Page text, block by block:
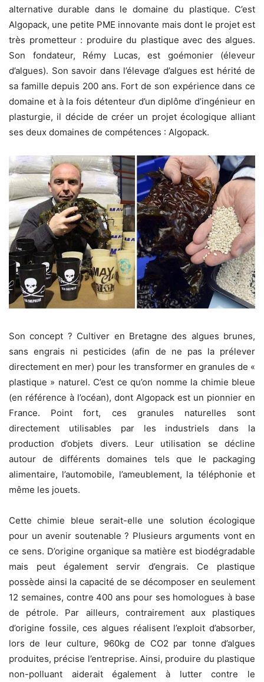
alternative durable dans le domaine du plastique. C’est
Algopack, une petite PME innovante mais dont le projet est
très prometteur : produire du plastique avec des algues.
Son fondateur, Rémy Lucas, est goémonier (éleveur
d’algues). Son savoir dans l’élevage d’algues est hérité de
sa famille depuis 200 ans. Fort de son expérience dans ce
domaine et à la fois détenteur d’un diplôme d’ingénieur en
plasturgie, il décide de créer un projet écologique alliant
ses deux domaines de compétences : Algopack.
Son concept ? Cultiver en Bretagne des algues brunes,
sans engrais ni pesticides (afin de ne pas la prélever
directement en mer) pour les transformer en granules de «
plastique » naturel. C’est ce qu’on nomme la chimie bleue
(en référence à l’océan), dont Algopack est un pionnier en
France. Point fort, ces granules naturelles sont
directement utilisables par les industriels dans la
production d’objets divers. Leur utilisation se décline
autour de différents domaines tels que le packaging
alimentaire, l’automobile, l’ameublement, la téléphonie et
même les jouets.
Cette chimie bleue serait-elle une solution écologique
pour un avenir soutenable ? Plusieurs arguments vont en
ce sens. D’origine organique sa matière est biodégradable
mais peut également servir d’engrais. Ce plastique
possède ainsi la capacité de se décomposer en seulement
12 semaines, contre 400 ans pour ses homologues à base
de pétrole. Par ailleurs, contrairement aux plastiques
d’origine fossile, ces algues réalisent l’exploit d’absorber,
lors de leur culture, 960kg de CO2 par tonne d’algues
produites, précise l’entreprise. Ainsi, produire du plastique
non-polluant aiderait également à lutter contre le